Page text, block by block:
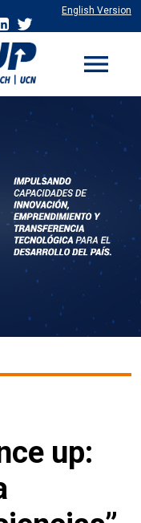
English Version
menu
up: